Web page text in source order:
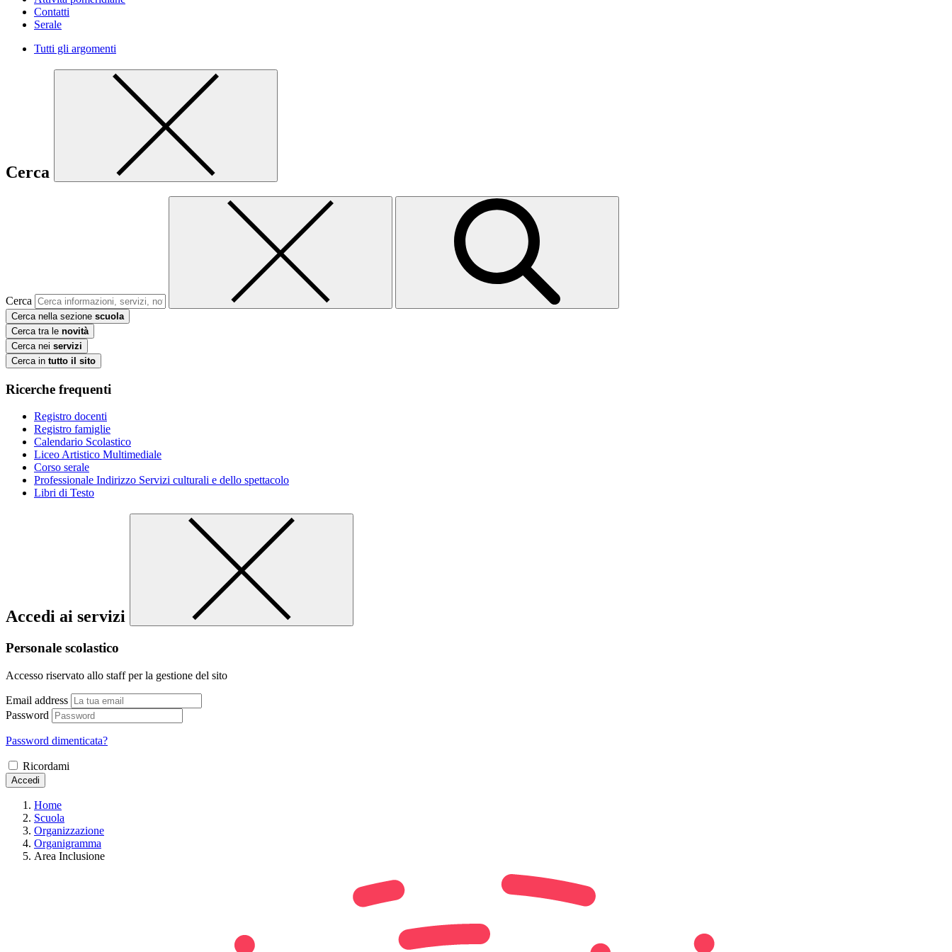
Contatti
Serale
Tutti gli argomenti
Cerca
Cerca
Cerca nella sezione scuola
Cerca tra le novità
Cerca nei servizi
Cerca in tutto il sito
Ricerche frequenti
Registro docenti
Registro famiglie
Calendario Scolastico
Liceo Artistico Multimediale
Corso serale
Professionale Indirizzo Servizi culturali e dello spettacolo
Libri di Testo
Accedi ai servizi
Personale scolastico
Accesso riservato allo staff per la gestione del sito
Email address
Password
Password dimenticata?
Ricordami
Accedi
Home
Scuola
Organizzazione
Organigramma
Area Inclusione